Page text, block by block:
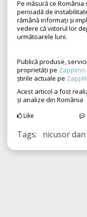
Pe măsură ce
perioadă de
rămână informați și
vedere că viitorul lor
următoarele luni.
Publică produse,
proprietăți pe
știrile actuale pe
Acest articol a fost
și analize din România
Like
Tags: nicusor